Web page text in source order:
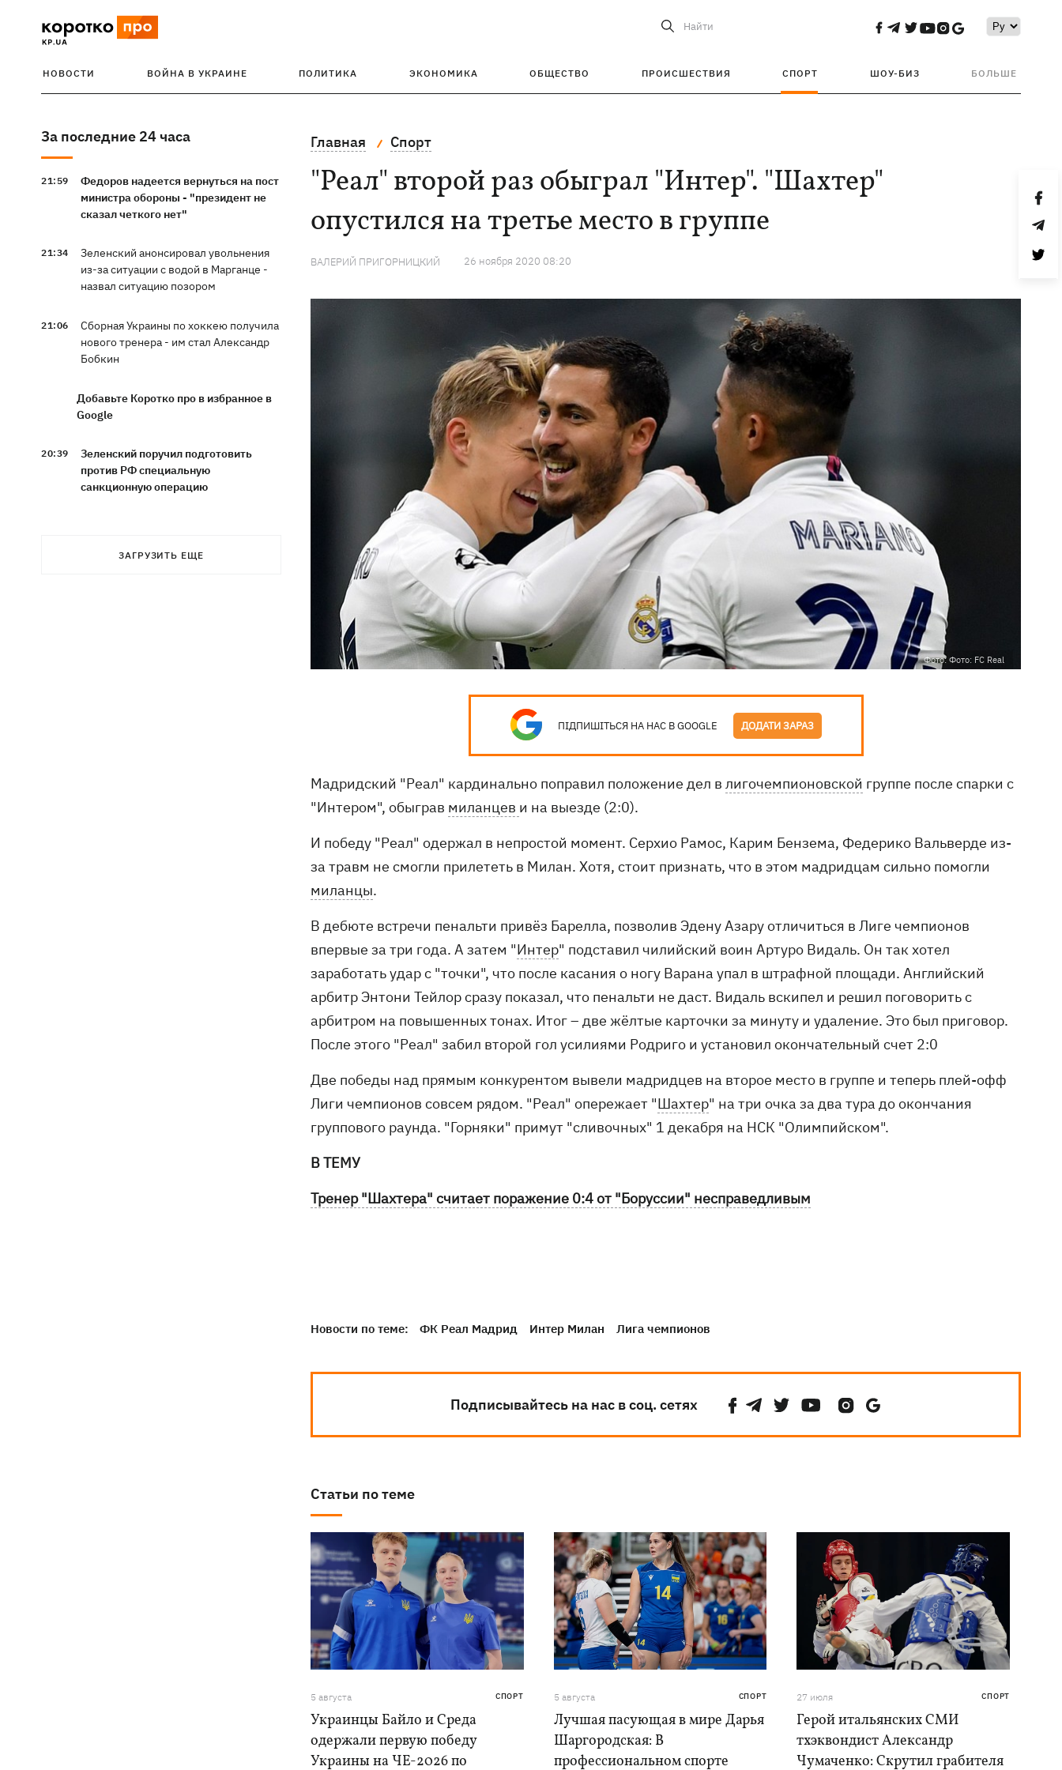
Найти
НОВОСТИ ВОЙНА В УКРАИНЕ ПОЛИТИКА ЭКОНОМИКА ОБЩЕСТВО ПРОИСШЕСТВИЯ СПОРТ ШОУ-БИЗ БОЛЬШЕ
За последние 24 часа
21:59
Федоров надеется вернуться на пост
министра обороны - "президент не
сказал четкого нет"
21:34
Зеленский анонсировал увольнения
из-за ситуации с водой в Марганце -
назвал ситуацию позором
21:06
Сборная Украины по хоккею получила
нового тренера - им стал Александр
Бобкин
Добавьте Коротко про в избранное в
Google
20:39
Зеленский поручил подготовить
против РФ специальную
санкционную операцию
ЗАГРУЗИТЬ ЕЩЕ
Главная Спорт
"Реал" второй раз обыграл "Интер". "Шахтер"
опустился на третье место в группе
ВАЛЕРИЙ ПРИГОРНИЦКИЙ 26 ноября 2020 08:20
Фото: Фото: FC Real
ПІДПИШІТЬСЯ НА НАС В GOOGLE ДОДАТИ ЗАРАЗ
Мадридский "Реал" кардинально поправил положение дел в лигочемпионовской группе после спарки с
"Интером", обыграв миланцев и на выезде (2:0).
И победу "Реал" одержал в непростой момент. Серхио Рамос, Карим Бензема, Федерико Вальверде из-
за травм не смогли прилететь в Милан. Хотя, стоит признать, что в этом мадридцам сильно помогли
миланцы.
В дебюте встречи пенальти привёз Барелла, позволив Эдену Азару отличиться в Лиге чемпионов
впервые за три года. А затем "Интер" подставил чилийский воин Артуро Видаль. Он так хотел
заработать удар с "точки", что после касания о ногу Варана упал в штрафной площади. Английский
арбитр Энтони Тейлор сразу показал, что пенальти не даст. Видаль вскипел и решил поговорить с
арбитром на повышенных тонах. Итог – две жёлтые карточки за минуту и удаление. Это был приговор.
После этого "Реал" забил второй гол усилиями Родриго и установил окончательный счет 2:0
Две победы над прямым конкурентом вывели мадридцев на второе место в группе и теперь плей-офф
Лиги чемпионов совсем рядом. "Реал" опережает "Шахтер" на три очка за два тура до окончания
группового раунда. "Горняки" примут "сливочных" 1 декабря на НСК "Олимпийском".
В ТЕМУ
Тренер "Шахтера" считает поражение 0:4 от "Боруссии" несправедливым
Новости по теме: ФК Реал Мадрид Интер Милан Лига чемпионов
Подписывайтесь на нас в соц. сетях
Статьи по теме
5 августа СПОРТ
Украинцы Байло и Среда
одержали первую победу
Украины на ЧЕ-2026 по
5 августа СПОРТ
Лучшая пасующая в мире Дарья
Шаргородская: В
профессиональном спорте
27 июля СПОРТ
Герой итальянских СМИ
тхэквондист Александр
Чумаченко: Скрутил грабителя